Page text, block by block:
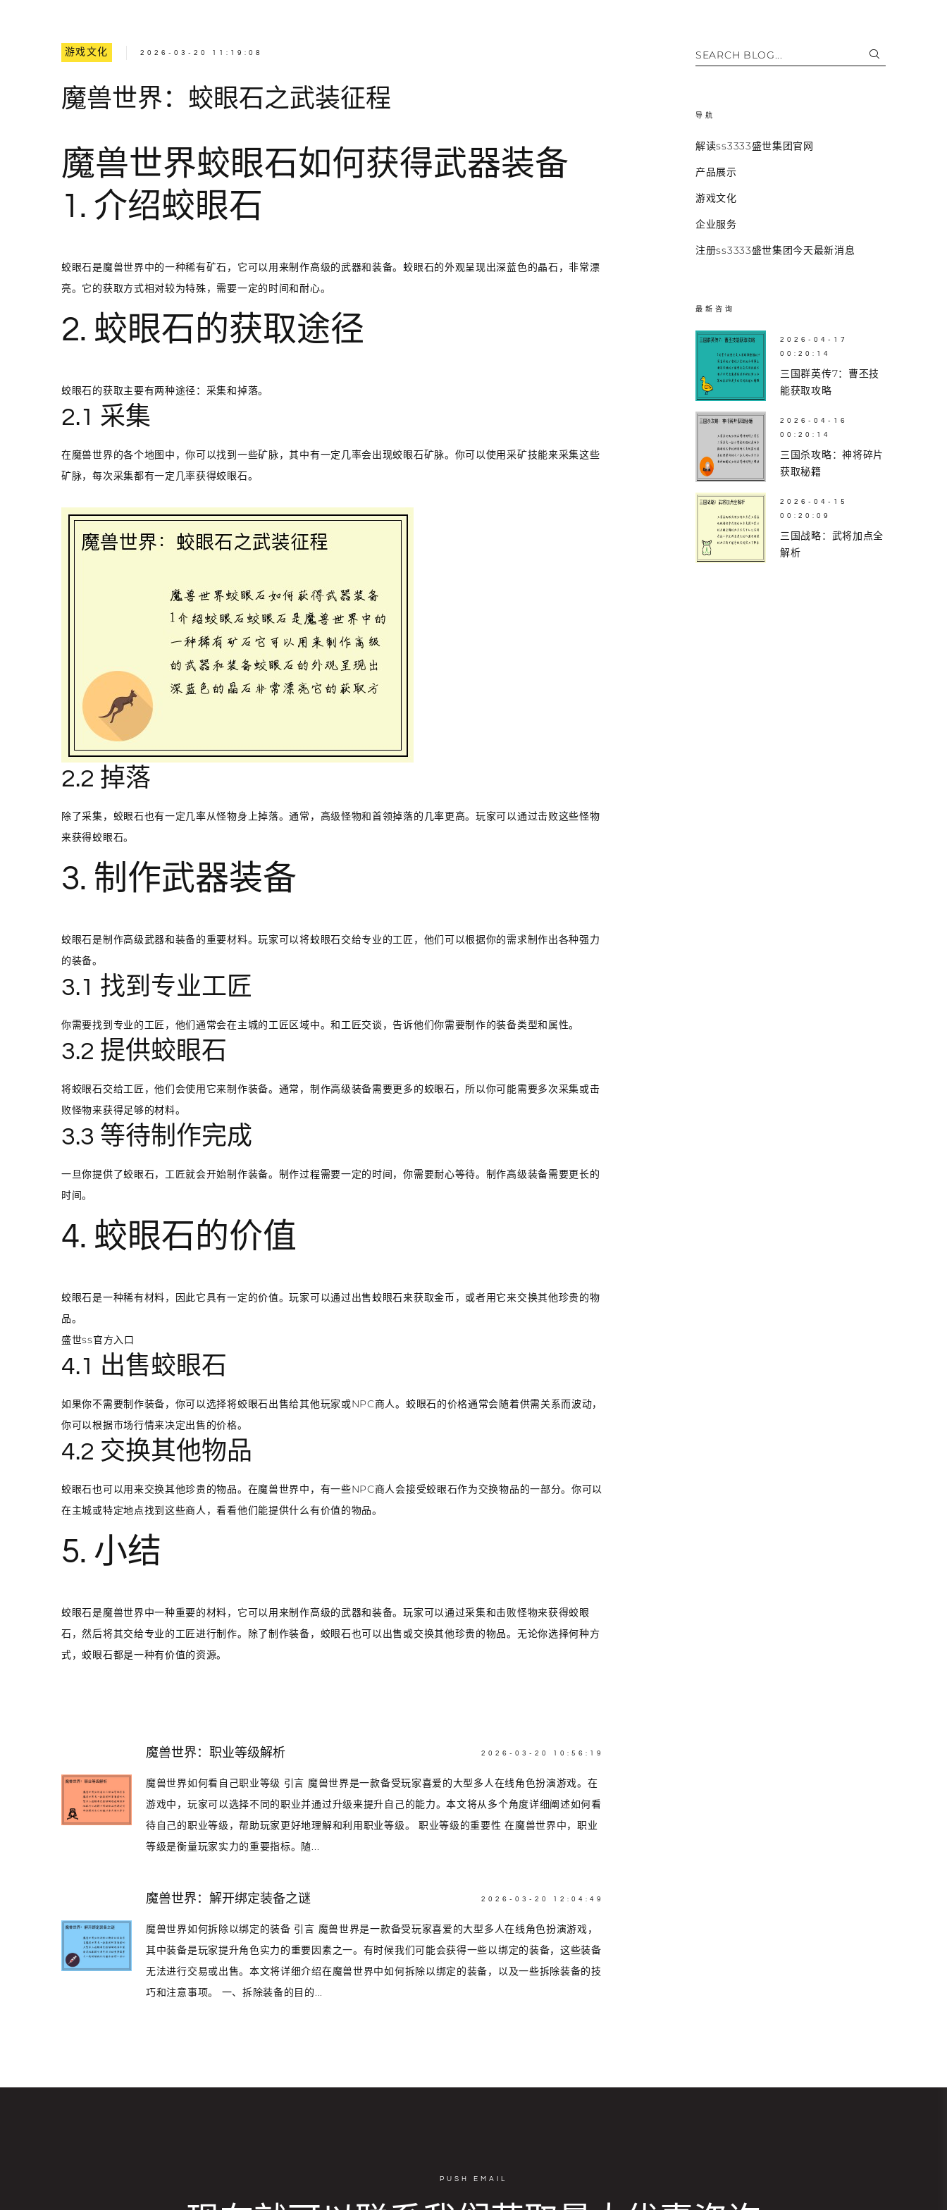
游戏文化 2026-03-20 11:19:08
魔兽世界：蛟眼石之武装征程
魔兽世界蛟眼石如何获得武器装备
1. 介绍蛟眼石
蛟眼石是魔兽世界中的一种稀有矿石，它可以用来制作高级的武器和装备。蛟眼石的外观呈现出深蓝色的晶石，非常漂
亮。它的获取方式相对较为特殊，需要一定的时间和耐心。
2. 蛟眼石的获取途径
蛟眼石的获取主要有两种途径：采集和掉落。
2.1 采集
在魔兽世界的各个地图中，你可以找到一些矿脉，其中有一定几率会出现蛟眼石矿脉。你可以使用采矿技能来采集这些
矿脉，每次采集都有一定几率获得蛟眼石。
2.2 掉落
除了采集，蛟眼石也有一定几率从怪物身上掉落。通常，高级怪物和首领掉落的几率更高。玩家可以通过击败这些怪物
来获得蛟眼石。
3. 制作武器装备
蛟眼石是制作高级武器和装备的重要材料。玩家可以将蛟眼石交给专业的工匠，他们可以根据你的需求制作出各种强力
的装备。
3.1 找到专业工匠
你需要找到专业的工匠，他们通常会在主城的工匠区域中。和工匠交谈，告诉他们你需要制作的装备类型和属性。
3.2 提供蛟眼石
将蛟眼石交给工匠，他们会使用它来制作装备。通常，制作高级装备需要更多的蛟眼石，所以你可能需要多次采集或击
败怪物来获得足够的材料。
3.3 等待制作完成
一旦你提供了蛟眼石，工匠就会开始制作装备。制作过程需要一定的时间，你需要耐心等待。制作高级装备需要更长的
时间。
4. 蛟眼石的价值
蛟眼石是一种稀有材料，因此它具有一定的价值。玩家可以通过出售蛟眼石来获取金币，或者用它来交换其他珍贵的物
品。
盛世ss官方入口
4.1 出售蛟眼石
如果你不需要制作装备，你可以选择将蛟眼石出售给其他玩家或NPC商人。蛟眼石的价格通常会随着供需关系而波动，
你可以根据市场行情来决定出售的价格。
4.2 交换其他物品
蛟眼石也可以用来交换其他珍贵的物品。在魔兽世界中，有一些NPC商人会接受蛟眼石作为交换物品的一部分。你可以
在主城或特定地点找到这些商人，看看他们能提供什么有价值的物品。
5. 小结
蛟眼石是魔兽世界中一种重要的材料，它可以用来制作高级的武器和装备。玩家可以通过采集和击败怪物来获得蛟眼
石，然后将其交给专业的工匠进行制作。除了制作装备，蛟眼石也可以出售或交换其他珍贵的物品。无论你选择何种方
式，蛟眼石都是一种有价值的资源。
魔兽世界：职业等级解析 2026-03-20 10:56:19
魔兽世界如何看自己职业等级 引言 魔兽世界是一款备受玩家喜爱的大型多人在线角色扮演游戏。在
游戏中，玩家可以选择不同的职业并通过升级来提升自己的能力。本文将从多个角度详细阐述如何看
待自己的职业等级，帮助玩家更好地理解和利用职业等级。 职业等级的重要性 在魔兽世界中，职业
等级是衡量玩家实力的重要指标。随...
魔兽世界：解开绑定装备之谜 2026-03-20 12:04:49
魔兽世界如何拆除以绑定的装备 引言 魔兽世界是一款备受玩家喜爱的大型多人在线角色扮演游戏，
其中装备是玩家提升角色实力的重要因素之一。有时候我们可能会获得一些以绑定的装备，这些装备
无法进行交易或出售。本文将详细介绍在魔兽世界中如何拆除以绑定的装备，以及一些拆除装备的技
巧和注意事项。 一、拆除装备的目的...
SEARCH BLOG...
导航
解读ss3333盛世集团官网
产品展示
游戏文化
企业服务
注册ss3333盛世集团今天最新消息
最新咨询
2026-04-17
00:20:14
三国群英传7：曹丕技
能获取攻略
2026-04-16
00:20:14
三国杀攻略：神将碎片
获取秘籍
2026-04-15
00:20:09
三国战略：武将加点全
解析
PUSH EMAIL